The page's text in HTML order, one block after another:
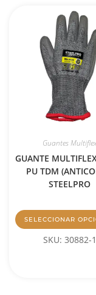
Guantes Multiflex
GUANTE
PU TDM
STEELPRO
SELECCIONAR
SKU: 30882-1